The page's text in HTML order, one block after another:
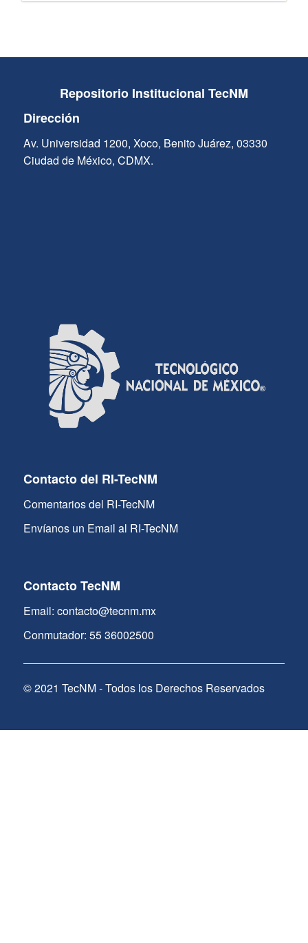
Repositorio Institucional TecNM
Dirección
Av. Universidad 1200, Xoco, Benito Juárez, 03330
Ciudad de México, CDMX.
Contacto del RI-TecNM
Comentarios del RI-TecNM
Envíanos un Email al RI-TecNM
Contacto TecNM
Email: contacto@tecnm.mx
Conmutador: 55 36002500
© 2021 TecNM - Todos los Derechos Reservados